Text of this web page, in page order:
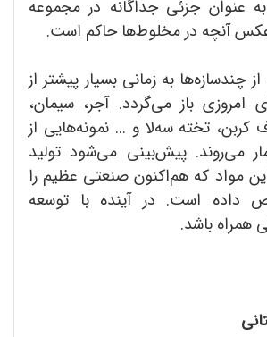
عنوان جزئی جداگانه در مجموعه
آنچه در مخلوط‌ها حاکم است.
چندسازه‌ها به زمانی بسیار پیشتر از
امروزی باز می‌گردد. آجر، سیمان،
کربن، تخته سه‌لا و ... نمونه‌هایی از
می‌روند. پیش‌بینی می‌شود تولید
مواد که هم‌اکنون صنعتی عظیم را
داده است. در آینده با توسعه
همراه باشد.